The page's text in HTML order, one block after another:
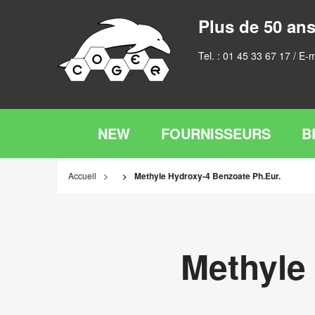
Plus de 50
Tel. : 01 45 33 67 17 / E-
NEW FOURNISSEURS
Accueil Methyle Hydroxy-4 Benzoate Ph.Eur.